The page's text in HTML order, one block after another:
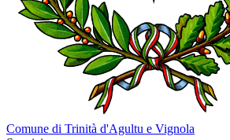
Comune di Trinità d'Agultu e Vignola